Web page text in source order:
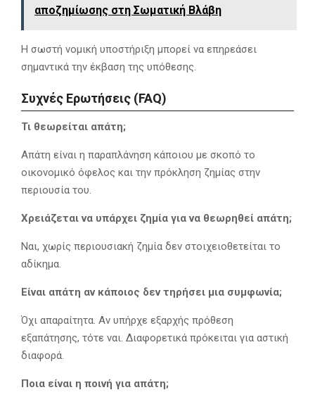
αποζημίωσης στη Σωματική Βλάβη
Η σωστή νομική υποστήριξη μπορεί να επηρεάσει
σημαντικά την έκβαση της υπόθεσης.
Συχνές Ερωτήσεις (FAQ)
Τι θεωρείται απάτη;
Απάτη είναι η παραπλάνηση κάποιου με σκοπό το
οικονομικό όφελος και την πρόκληση ζημίας στην
περιουσία του.
Χρειάζεται να υπάρχει ζημία για να θεωρηθεί απάτη;
Ναι, χωρίς περιουσιακή ζημία δεν στοιχειοθετείται το
αδίκημα.
Είναι απάτη αν κάποιος δεν τηρήσει μια συμφωνία;
Όχι απαραίτητα. Αν υπήρχε εξαρχής πρόθεση
εξαπάτησης, τότε ναι. Διαφορετικά πρόκειται για αστική
διαφορά.
Ποια είναι η ποινή για απάτη;